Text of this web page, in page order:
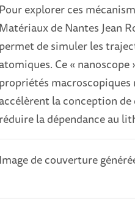
Pour explorer ces
Matériaux de Nantes Jean
permet de simuler les
Ce «
propriétés
la conception
réduire la dépendance au
Image de couverture